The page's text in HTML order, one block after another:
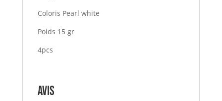
Coloris Pearl white
Poids 15 gr
4pcs
Avis